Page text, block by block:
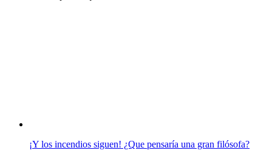
¡Y los incendios siguen! ¿Que pensaría una gran filósofa?